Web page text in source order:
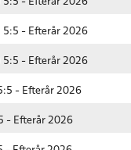
5:5 - Efterår 2026
5:5 - Efterår 2026
- Efterår 2026
- Efterår 2026